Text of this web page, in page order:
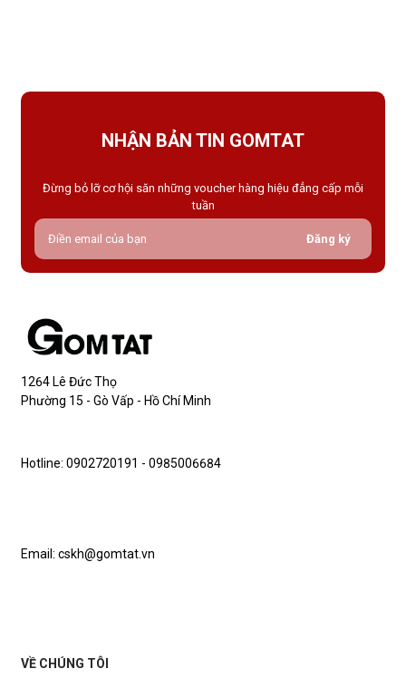
NHẬN BẢN TIN GOMTAT
Đừng bỏ lỡ cơ hội săn những voucher hàng hiệu đẳng cấp mỗi
tuần
Đăng ký
1264 Lê Đức Thọ
Phường 15 - Gò Vấp - Hồ Chí Minh
Hotline: 0902720191 - 0985006684
Email: cskh@gomtat.vn
VỀ CHÚNG TÔI